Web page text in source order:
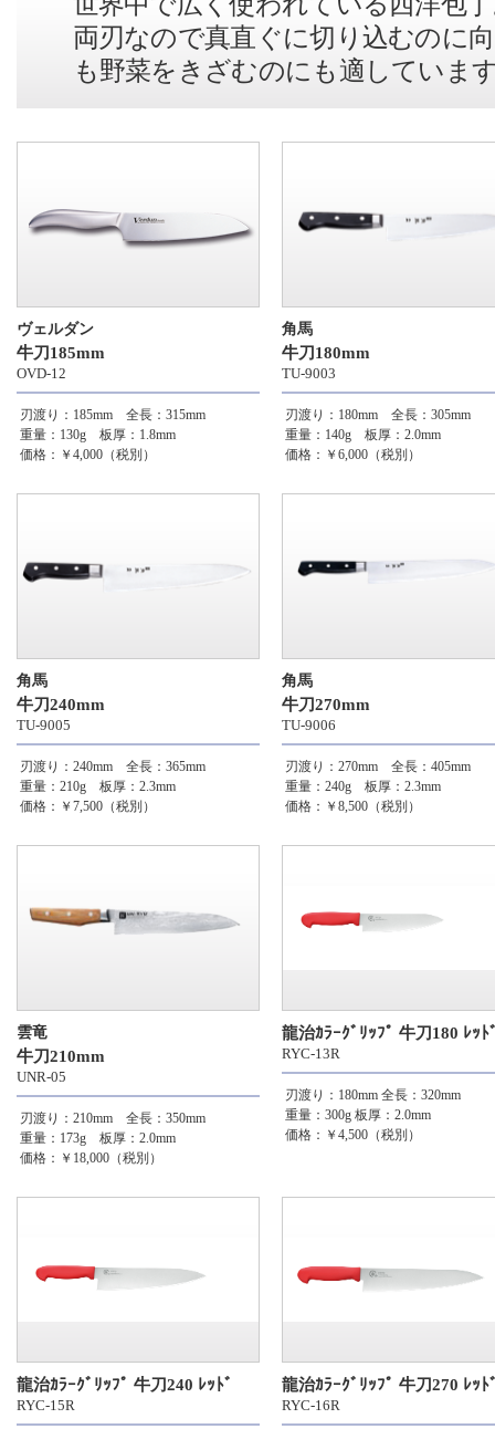
両刃なので真直ぐに切り込むのに
も野菜をきざむのにも適していま
ヴェルダン
牛刀185mm
OVD-12
刃渡り：185mm 全長：315mm
重量：130g 板厚：1.8mm
価格：￥4,000（税別）
角馬
牛刀180mm
TU-9003
刃渡り：180mm 全長：305mm
重量：140g 板厚：2.0mm
価格：￥6,000（税別）
角馬
牛刀240mm
TU-9005
刃渡り：240mm 全長：365mm
重量：210g 板厚：2.3mm
価格：￥7,500（税別）
角馬
牛刀270mm
TU-9006
刃渡り：270mm 全長：405mm
重量：240g 板厚：2.3mm
価格：￥8,500（税別）
雲竜
牛刀210mm
UNR-05
刃渡り：210mm 全長：350mm
重量：173g 板厚：2.0mm
価格：￥18,000（税別）
龍治ｶﾗｰｸﾞﾘｯﾌﾟ 牛刀180 ﾚｯﾄ
RYC-13R
刃渡り：180mm 全長：320mm
重量：300g 板厚：2.0mm
価格：￥4,500（税別）
龍治ｶﾗｰｸﾞﾘｯﾌﾟ 牛刀240 ﾚｯﾄﾞ
RYC-15R
龍治ｶﾗｰｸﾞﾘｯﾌﾟ 牛刀270 ﾚｯﾄ
RYC-16R